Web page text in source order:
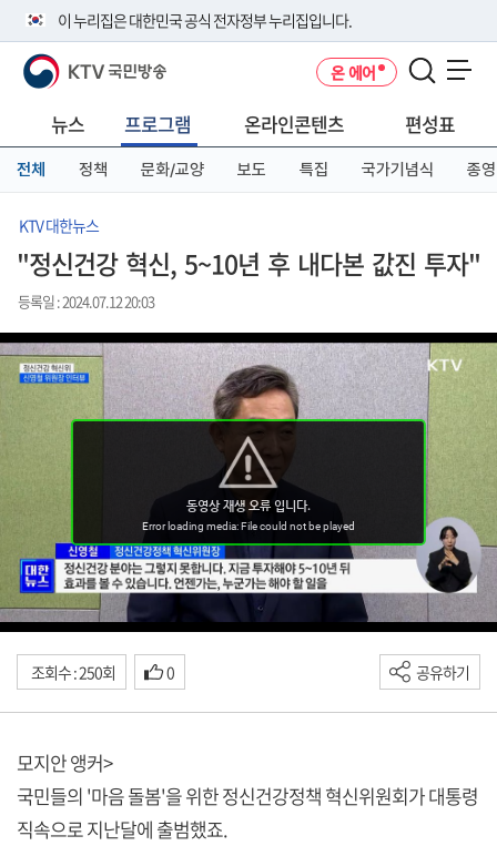
이 누리집은 대한민국 공식 전자정부 누리집입니다.
공식 누리집 주소 확인하기
니다.
이밖에 or.kr 또는 .kr등 다른 도메인 주소를 사용하고 있다면 아래 URL에
서 도메인 주소를 확인해 보세요
KTV 국민방송 온 에어
뉴스 프로그램 온라인콘텐츠 편성표
전체 정책 문화/교양 보도 특집 국가기념식 종영
KTV 대한뉴스
"정신건강 혁신, 5~10년 후 내다본 값진 투자"
등록일 : 2024.07.12 20:03
조회수 : 250회 0 공유하기
모지안 앵커>
국민들의 '마음 돌봄'을 위한 정신건강정책 혁신위원회가 대통령
직속으로 지난달에 출범했죠.